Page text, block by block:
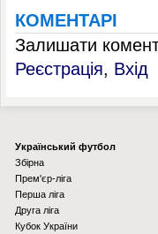
КОМЕНТАРІ
Залишати
Реєстрація, Вхід
Українcький футбол
Збірна
Прем'єр-ліга
Перша ліга
Друга ліга
Кубок України